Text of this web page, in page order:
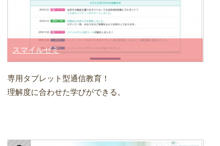
スマイルゼミ
専用タブレット型通信教育！
理解度に合わせた学びができる。